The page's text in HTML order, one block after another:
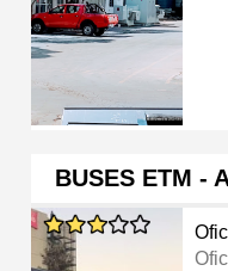
BUSES ETM -